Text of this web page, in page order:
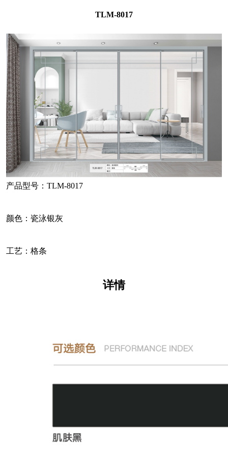
TLM-8017
产品型号：TLM-8017
颜色：瓷泳银灰
工艺：格条
详情